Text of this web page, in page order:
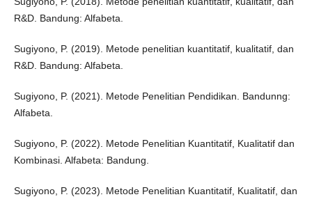
R&D. Bandung: Alfabeta.
Sugiyono, P. (2019). Metode penelitian kuantitatif, kualitatif, dan
R&D. Bandung: Alfabeta.
Sugiyono, P. (2021). Metode Penelitian Pendidikan. Bandunng:
Alfabeta.
Sugiyono, P. (2022). Metode Penelitian Kuantitatif, Kualitatif dan
Kombinasi. Alfabeta: Bandung.
Sugiyono, P. (2023). Metode Penelitian Kuantitatif, Kualitatif, dan